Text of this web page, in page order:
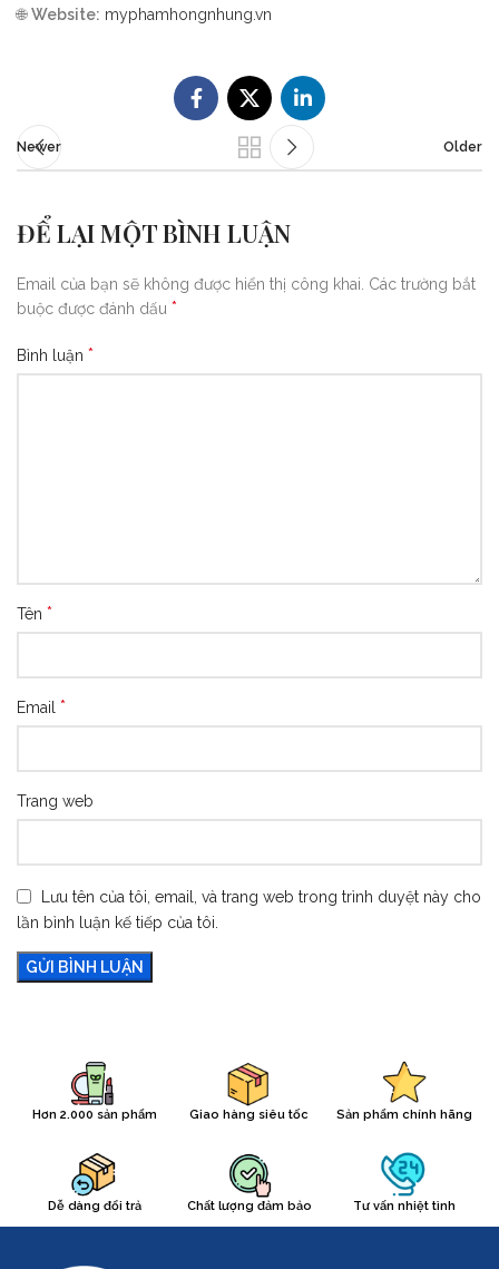
🌐Website: myphamhongnhung.vn
Newer Older
ĐỂ LẠI MỘT BÌNH LUẬN
Email của bạn sẽ không được hiển thị công khai. Các trường bắt
buộc được đánh dấu *
Bình luận *
Tên *
Email *
Trang web
Lưu tên của tôi, email, và trang web trong trình duyệt này cho
lần bình luận kế tiếp của tôi.
Hơn 2.000 sản phẩm Giao hàng siêu tốc Sản phẩm chính hãng
Dễ dàng đổi trả Chất lượng đảm bảo Tư vấn nhiệt tình